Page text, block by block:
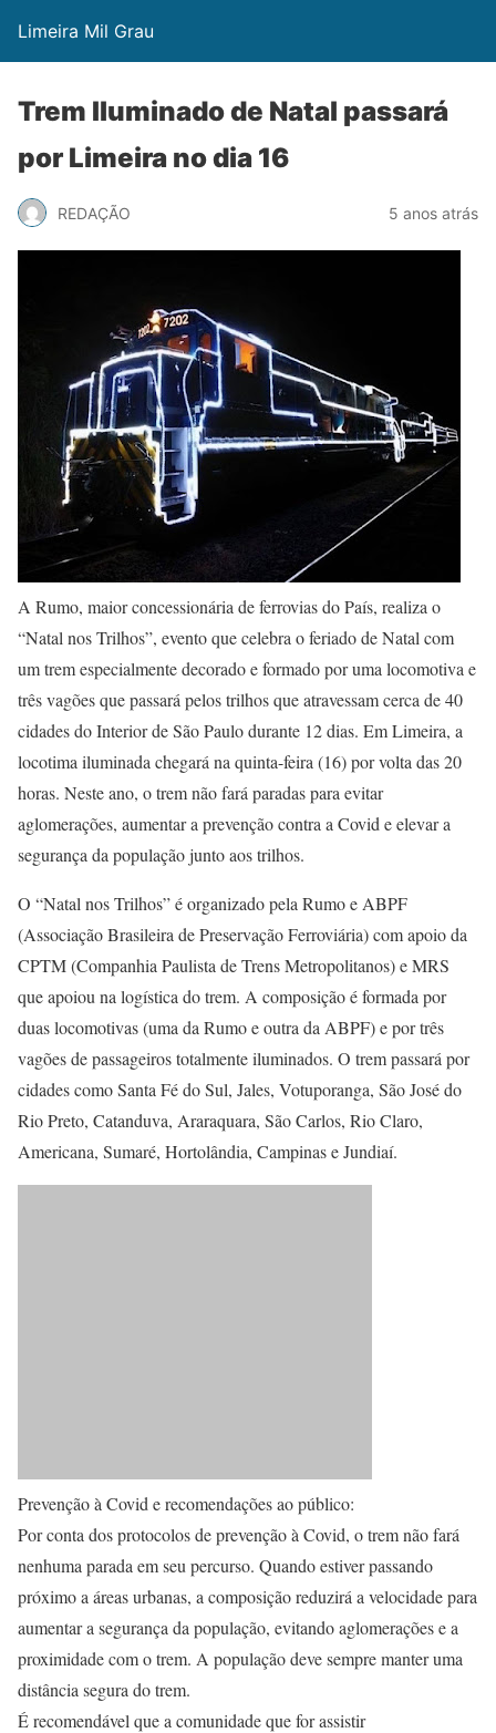
Limeira Mil Grau
Trem Iluminado de Natal passará
por Limeira no dia 16
REDAÇÃO 5 anos atrás
A Rumo, maior concessionária de ferrovias do País, realiza o
“Natal nos Trilhos”, evento que celebra o feriado de Natal com
um trem especialmente decorado e formado por uma locomotiva e
três vagões que passará pelos trilhos que atravessam cerca de 40
cidades do Interior de São Paulo durante 12 dias. Em Limeira, a
locotima iluminada chegará na quinta-feira (16) por volta das 20
horas. Neste ano, o trem não fará paradas para evitar
aglomerações, aumentar a prevenção contra a Covid e elevar a
segurança da população junto aos trilhos.
O “Natal nos Trilhos” é organizado pela Rumo e ABPF
(Associação Brasileira de Preservação Ferroviária) com apoio da
CPTM (Companhia Paulista de Trens Metropolitanos) e MRS
que apoiou na logística do trem. A composição é formada por
duas locomotivas (uma da Rumo e outra da ABPF) e por três
vagões de passageiros totalmente iluminados. O trem passará por
cidades como Santa Fé do Sul, Jales, Votuporanga, São José do
Rio Preto, Catanduva, Araraquara, São Carlos, Rio Claro,
Americana, Sumaré, Hortolândia, Campinas e Jundiaí.
Prevenção à Covid e recomendações ao público:
Por conta dos protocolos de prevenção à Covid, o trem não fará
nenhuma parada em seu percurso. Quando estiver passando
próximo a áreas urbanas, a composição reduzirá a velocidade para
aumentar a segurança da população, evitando aglomerações e a
proximidade com o trem. A população deve sempre manter uma
distância segura do trem.
É recomendável que a comunidade que for assistir